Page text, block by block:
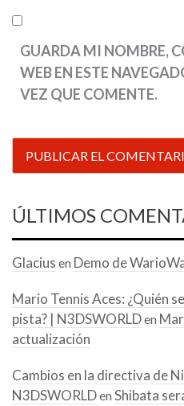
GUARDA MI NOMBRE,
WEB EN ESTE
VEZ QUE COMENTE.
ÚLTIMOS
Glacius en Demo de
Mario Tennis Aces: ¿Quién
pista? | N3DSWORLDen
actualización
Cambios en la directiva de
N3DSWORLDen Shibata